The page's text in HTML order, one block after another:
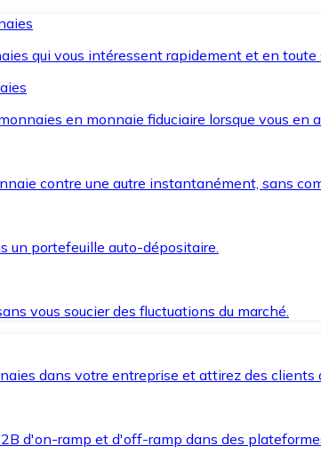
qui vous intéressent rapidement et en toute
en monnaie fiduciaire lorsque vous en
contre une autre instantanément, sans
un portefeuille auto-dépositaire.
vous soucier des fluctuations du marché.
dans votre entreprise et attirez des clients
d'on-ramp et d'off-ramp dans des